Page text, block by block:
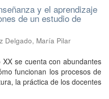
y el aprendizaje
de un estudio de
Delgado, María Pilar
se cuenta con abundantes
funcionan los procesos de
la práctica de los docentes